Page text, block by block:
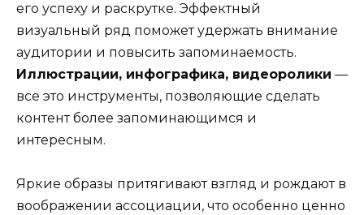
его успеху и раскрутке. Эффектный
визуальный ряд поможет удержать внимание
аудитории и повысить запоминаемость.
Иллюстрации, инфографика, видеоролики —
все это инструменты, позволяющие сделать
контент более запоминающимся и
интересным.
Яркие образы притягивают взгляд и рождают в
воображении ассоциации, что особенно ценно